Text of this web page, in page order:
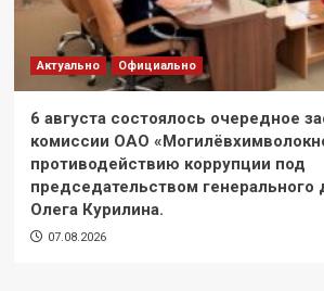
Актуально Официально
6 августа состоялось очередное
комиссии ОАО
противодействию коррупции под
председательством генерального
Олега Курилина.
07.08.2026